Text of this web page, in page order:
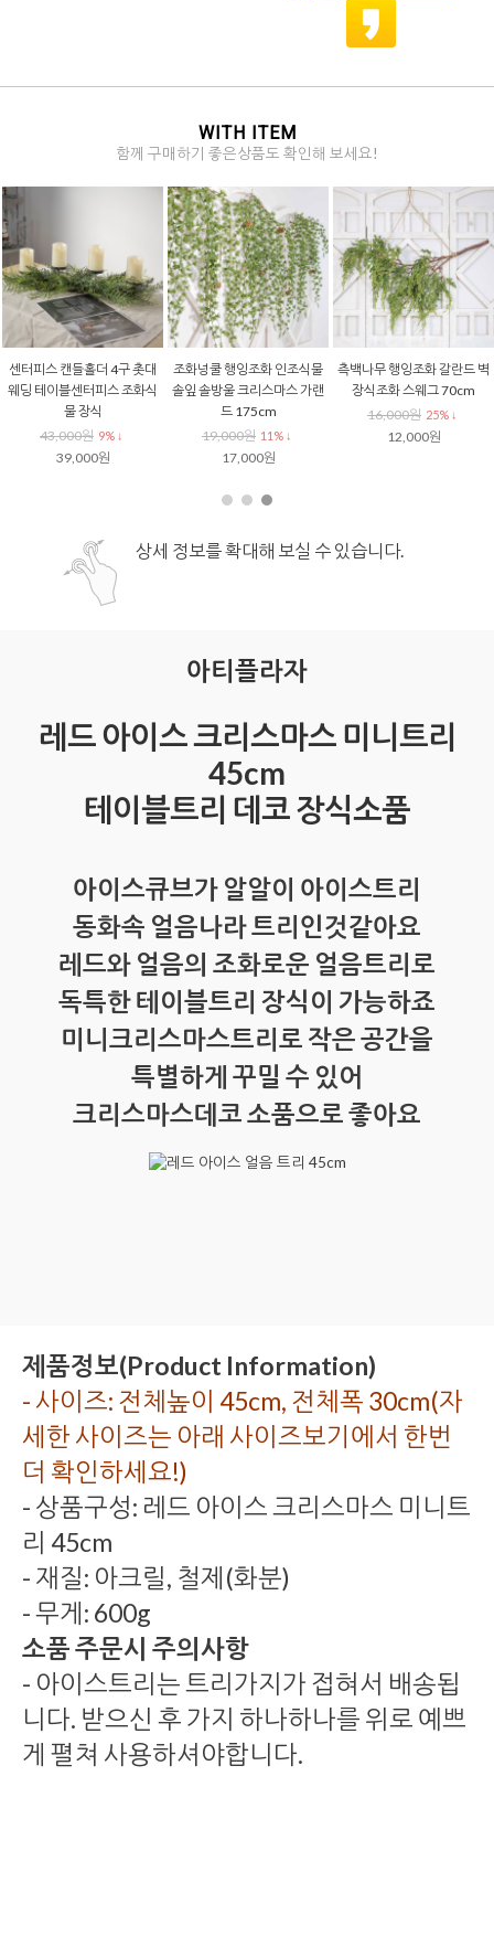
WITH ITEM
함께 구매하기 좋은상품도 확인해 보세요!
센터피스 캔들홀더 4구 촛대
웨딩 테이블센터피스 조화식
물 장식
43,000원 9% ↓
39,000원
조화넝쿨 행잉조화 인조식물
솔잎 솔방울 크리스마스 가랜
드 175cm
19,000원 11% ↓
17,000원
측백나무 행잉조화 갈란드 벽
장식조화 스웨그 70cm
16,000원 25% ↓
12,000원
상세 정보를 확대해 보실 수 있습니다.
아티플라자
레드 아이스 크리스마스 미니트리
45cm
테이블트리 데코 장식소품
아이스큐브가 알알이 아이스트리
동화속 얼음나라 트리인것같아요
레드와 얼음의 조화로운 얼음트리로
독특한 테이블트리 장식이 가능하죠
미니크리스마스트리로 작은 공간을
특별하게 꾸밀 수 있어
크리스마스데코 소품으로 좋아요
제품정보(Product Information)
- 사이즈: 전체높이 45cm, 전체폭 30cm(자
세한 사이즈는 아래 사이즈보기에서 한번
더 확인하세요!)
- 상품구성: 레드 아이스 크리스마스 미니트
리 45cm
- 재질: 아크릴, 철제(화분)
- 무게: 600g
소품 주문시 주의사항
- 아이스트리는 트리가지가 접혀서 배송됩
니다. 받으신 후 가지 하나하나를 위로 예쁘
게 펼쳐 사용하셔야합니다.